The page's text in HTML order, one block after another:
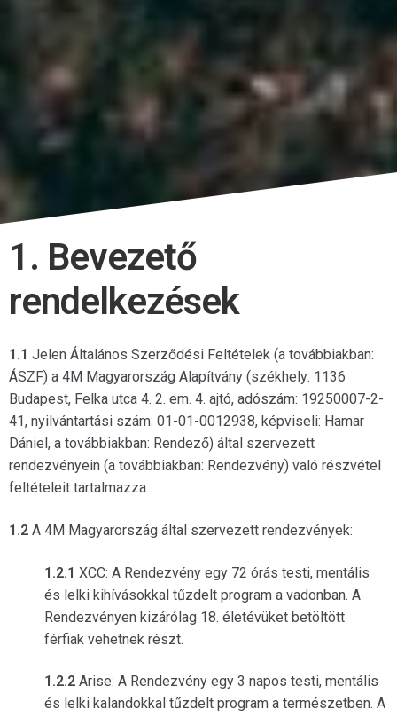
1. Bevezető
rendelkezések
1.1 Jelen Általános Szerződési Feltételek (a továbbiakban:
ÁSZF) a 4M Magyarország Alapítvány (székhely: 1136
Budapest, Felka utca 4. 2. em. 4. ajtó, adószám: 19250007-2-
41, nyilvántartási szám: 01-01-0012938, képviseli: Hamar
Dániel, a továbbiakban: Rendező) által szervezett
rendezvényein (a továbbiakban: Rendezvény) való részvétel
feltételeit tartalmazza.
1.2 A 4M Magyarország által szervezett rendezvények:
1.2.1 XCC: A Rendezvény egy 72 órás testi, mentális
és lelki kihívásokkal tűzdelt program a vadonban. A
Rendezvényen kizárólag 18. életévüket betöltött
férfiak vehetnek részt.
1.2.2 Arise: A Rendezvény egy 3 napos testi, mentális
és lelki kalandokkal tűzdelt program a természetben. A